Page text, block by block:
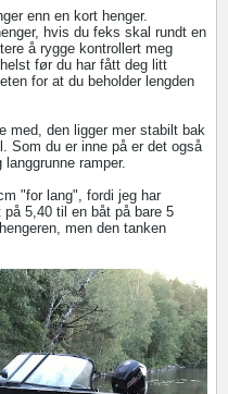
enn en kort henger.
hvis du feks skal rundt en
å rygge kontrollert meg
før du har fått deg litt
for at du beholder lengden
med, den ligger mer stabilt bak
Som du er inne på er det også
ramper.
"for lang", fordi jeg har
på 5,40 til en båt på bare 5
men den tanken